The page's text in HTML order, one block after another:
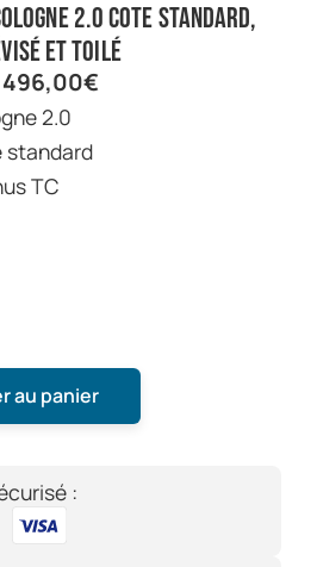
2.0 cote standard,
et toilé
496,00€
2.0
standard
TC
au panier
: